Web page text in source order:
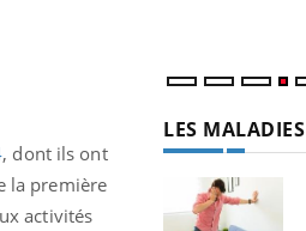
, dont ils ont
la première
activités
LES MALADIES